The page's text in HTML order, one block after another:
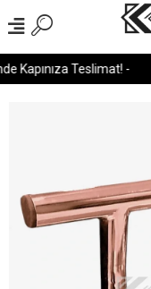
Kapınıza Teslimat! -